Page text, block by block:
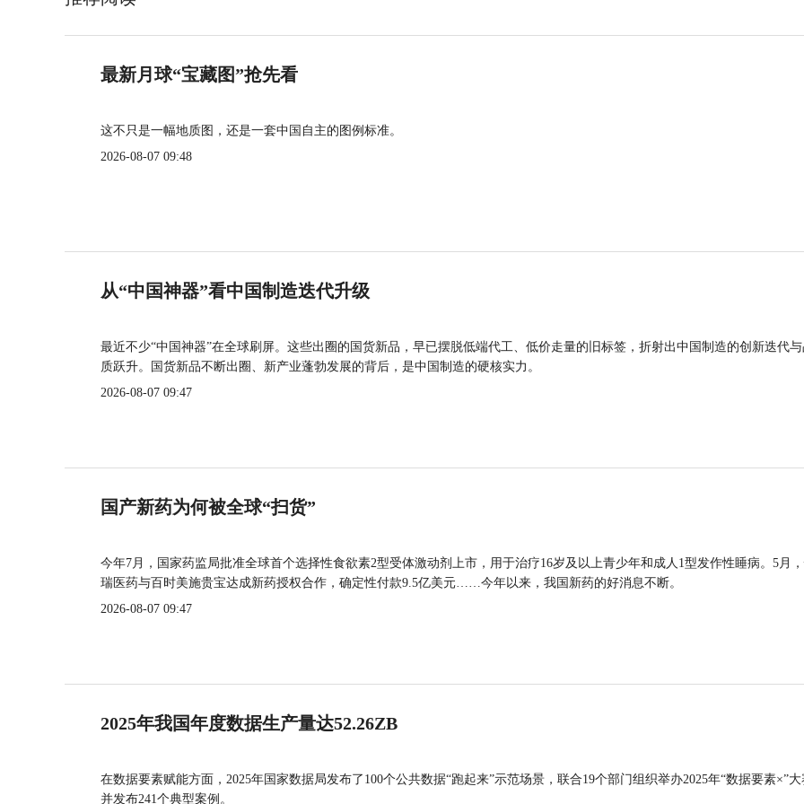
最新月球“宝藏图”抢先看
这不只是一幅地质图，还是一套中国自主的图例标准。
2026-08-07 09:48
从“中国神器”看中国制造迭代升级
最近不少“中国神器”在全球刷屏。这些出圈的国货新品，早已摆脱低端代工、低价走量的旧标签，折射出中国制造的创新迭代
质跃升。国货新品不断出圈、新产业蓬勃发展的背后，是中国制造的硬核实力。
2026-08-07 09:47
国产新药为何被全球“扫货”
今年7月，国家药监局批准全球首个选择性食欲素2型受体激动剂上市，用于治疗16岁及以上青少年和成人1型发作性睡病。5月
瑞医药与百时美施贵宝达成新药授权合作，确定性付款9.5亿美元……今年以来，我国新药的好消息不断。
2026-08-07 09:47
2025年我国年度数据生产量达52.26ZB
在数据要素赋能方面，2025年国家数据局发布了100个公共数据“跑起来”示范场景，联合19个部门组织举办2025年“数据要素×”大
并发布241个典型案例。